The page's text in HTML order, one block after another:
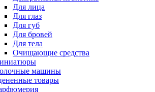
Для лица
Для глаз
Для губ
Для бровей
Для тела
Очищающие средства
машины
товары